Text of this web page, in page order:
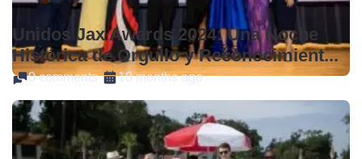
Unidos Jax Awards 2024: Una Noche
Histórica de Orgullo y Reconocimient...
0 comments 10 months ago